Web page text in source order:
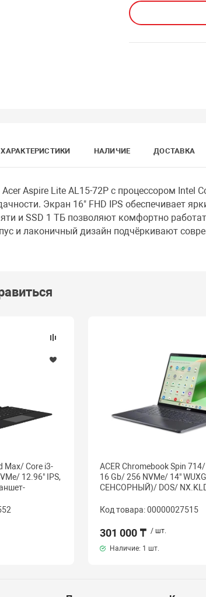
ХАРАКТЕРИСТИКИ НАЛИЧИЕ ДОСТАВКА
Aspire Lite AL15-72P с процессором Intel
Экран 16" FHD IPS обеспечивает
и SSD 1 ТБ позволяют комфортно
и лаконичный дизайн подчёркивают
Max/ Core i3-
12.96" IPS,
ACER Chromebook Spin
16 Gb/ 256 NVMe/ 14"
СЕНСОРНЫЙ)/ DOS/
Код товара: 00000027515
301 000 ₸ / шт.
Наличие: 1 шт.